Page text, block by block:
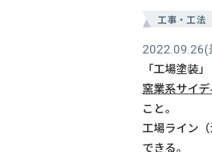
工事・工法
2022.09.26(
「工場塗装
窯業系サイ
こと。
工場ライン
できる。